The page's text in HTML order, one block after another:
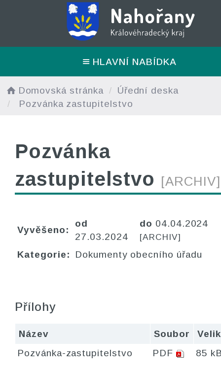
HLAVNÍ NABÍDKA
Domovská stránka
Úřední deska
Pozvánka zastupitelstvo
Pozvánka
zastupitelstvo [ARCHIV]
Vyvěšeno:
od
27.03.2024
do 04.04.2024
[ARCHIV]
Kategorie: Dokumenty obecního úřadu
Přílohy
Název Soubor
Pozvánka-zastupitelstvo
PDF 85